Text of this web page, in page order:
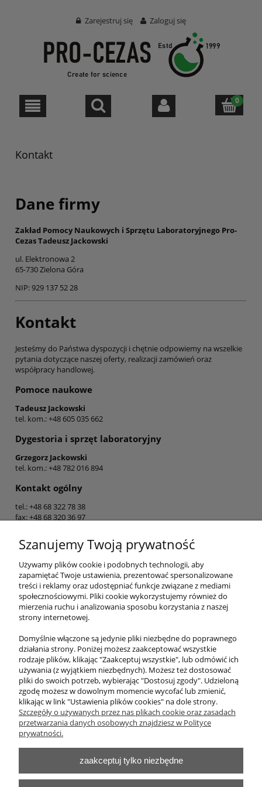
Zarejestruj się Zaloguj się
Kontakt
Dane firmy
Zakład Pomocy Naukowych i Sprzętu Laboratoryjnego Pro-
Cezas Tadeusz Jackowski
ul. Elektronowa 2
65-730 Zielona Góra
NIP: 929 137 52 28
Kontakt
Jesteśmy do Państwa dyspozycji i chętnie odpowiemy na wszelkie
pytania dotyczące naszej oferty, realizacji zamówień oraz
współpracy handlowej.
Pomoce naukowe
Tadeusz Jackowski
tel. kom.: +48 605 035 662
Dygestoria i sprzęt laboratoryjny
Grzegorz Jackowski
tel. kom.: +48 782 016 894
Kontakt ogólny
tel.: +48 68 322 78 38
fax: +48 68 320 36 97
Adresy e-mail
procezas@procezas.com.pl
Godziny pracy:
Poniedziałek – Piątek: 9:00 – 19:00
specjaliści służą pomocą w doborze odpowiednich dygestoriów,
mebli laboratoryjnych, pomocy naukowych oraz wyposażenia
laboratoriów.
O nas
Pomoc
Szanujemy Twoją prywatność
Używamy plików cookie i podobnych technologii, aby
zapamiętać Twoje ustawienia, prezentować spersonalizowane
treści i reklamy oraz udostępniać funkcje związane z mediami
społecznościowymi. Pliki cookie wykorzystujemy również do
mierzenia ruchu i analizowania sposobu korzystania z naszej
strony internetowej.
Domyślnie włączone są jedynie pliki niezbędne do poprawnego
działania strony. Poniżej możesz zaakceptować wszystkie
rodzaje plików, klikając "Zaakceptuj wszystkie", lub odmówić ich
używania (z wyjątkiem niezbędnych). Możesz też dostosować
pliki do swoich potrzeb, wybierając "Dostosuj zgody". Udzieloną
zgodę możesz w dowolnym momencie wycofać lub zmienić,
klikając w link "Ustawienia plików cookies" na dole strony.
Szczegóły o używanych przez nas plikach cookie oraz zasadach
przetwarzania danych osobowych znajdziesz w Polityce
prywatności.
zaakceptuj tylko niezbędne